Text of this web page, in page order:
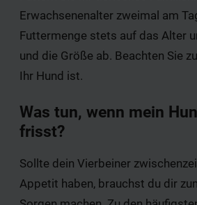
Erwachsenenalter zweimal am
Futtermenge stets auf das Alter
und die Größe ab. Beachten Sie
Ihr Hund ist.
Was tun, wenn mein
frisst?
Sollte dein Vierbeiner
Appetit haben, brauchst du dir